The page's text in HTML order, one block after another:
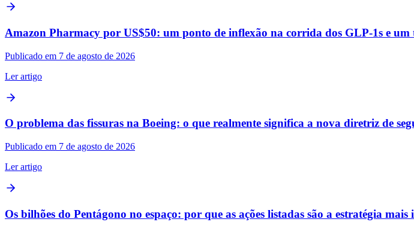
Amazon Pharmacy por US$50: um ponto de inflexão na corrida dos GLP‑1s e um
Publicado em 7 de agosto de 2026
Ler artigo
O problema das fissuras na Boeing: o que realmente significa a nova diretriz de
Publicado em 7 de agosto de 2026
Ler artigo
Os bilhões do Pentágono no espaço: por que as ações listadas são a estratégia mais